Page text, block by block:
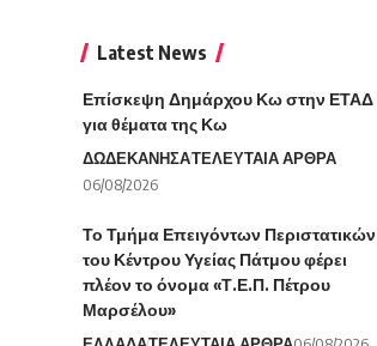
Latest News
Επίσκεψη Δημάρχου Κω στην ΕΤΑΔ
για θέματα της Κω
ΔΩΔΕΚΑΝΗΣΑΤΕΛΕΥΤΑΙΑ ΑΡΘΡΑ
06/08/2026
Το Τμήμα Επειγόντων Περιστατικών
του Κέντρου Υγείας Πάτμου φέρει
πλέον το όνομα «Τ.Ε.Π. Πέτρου
Μαρσέλου»